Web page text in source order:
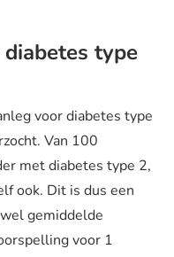
type
voor diabetes type
Van 100
met diabetes type 2,
ook. Dit is dus een
gemiddelde
voor 1